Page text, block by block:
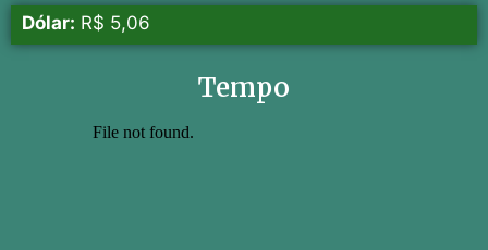
Dólar: R$ 5,06
Tempo